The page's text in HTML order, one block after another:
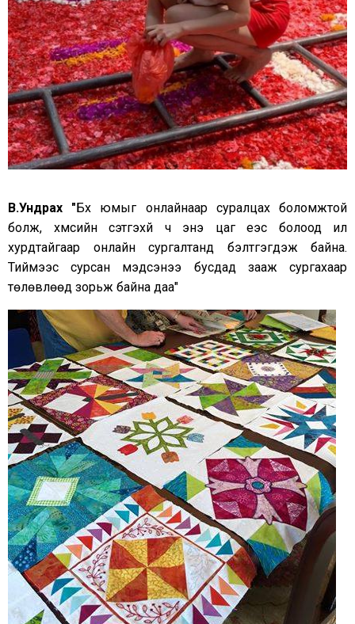
В.Ундрах "Бүх юмыг онлайнаар суралцах боломжтой
болж, хүмүүсийн сэтгэхүй ч энэ цаг үеэс болоод илүү
хурдтайгаар онлайн сургалтанд бэлтгэгдэж байна.
Тиймээс сурсан мэдсэнээ бусдад зааж сургахаар
төлөвлөөд зорьж байна даа"